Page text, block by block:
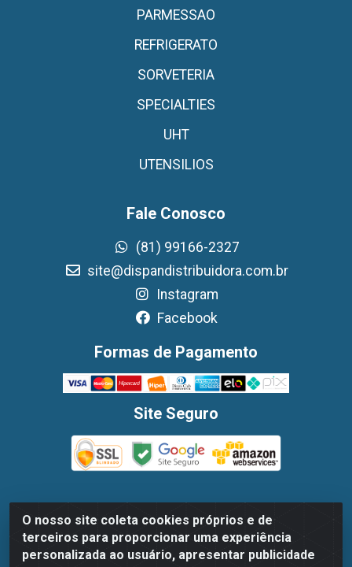
O nosso site coleta cookies próprios e de
terceiros para proporcionar uma experiência
personalizada ao usuário, apresentar publicidade
PARMESSAO
REFRIGERATO
SORVETERIA
SPECIALTIES
UHT
UTENSILIOS
Fale Conosco
(81) 99166-2327
site@dispandistribuidora.com.br
Instagram
Facebook
Formas de Pagamento
Site Seguro
Dispan Distribuidora de Alimentos LTDA - Avenida
Marechal Mascarenhas De Moraes, 1048- Imbiribeira,
Recife/PE - CEP 51.170-000 - CNPJ 30.779.584/0003-78